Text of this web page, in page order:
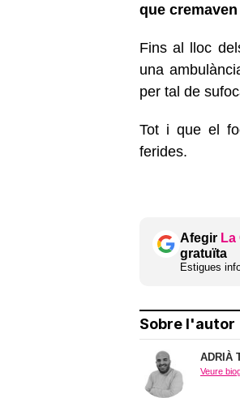
que
Fins al lloc
una
per tal de
Tot i que el
ferides.
Afegir La
gratuïta
Estigues
Sobre l'autor
ADRIÀ
Veure